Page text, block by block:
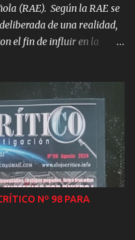
(RAE). Según la RAE se
de una realidad,
el fin de influir en la
el periodismo, el
ámbito en que “la
la que unos hechos
apelaciones a las
resulte rentable. Que
secreto. De las
“Hombre de “Piltdown”,
acostumbrado a vivir en
Nº 98 PARA